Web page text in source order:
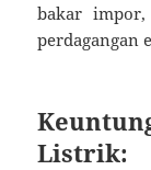
bakar
perdagangan
Listrik: